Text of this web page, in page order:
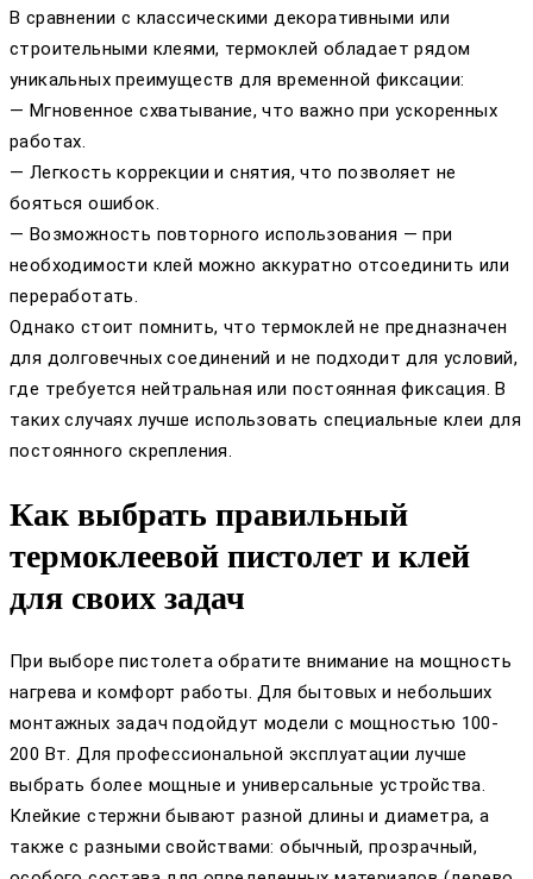
В сравнении с классическими декоративными или
строительными клеями, термоклей обладает рядом
уникальных преимуществ для временной фиксации:
— Мгновенное схватывание, что важно при ускоренных
работах.
— Легкость коррекции и снятия, что позволяет не
бояться ошибок.
— Возможность повторного использования — при
необходимости клей можно аккуратно отсоединить или
переработать.
Однако стоит помнить, что термоклей не предназначен
для долговечных соединений и не подходит для условий,
где требуется нейтральная или постоянная фиксация. В
таких случаях лучше использовать специальные клеи для
постоянного скрепления.
Как выбрать правильный
термоклеевой пистолет и клей
для своих задач
При выборе пистолета обратите внимание на мощность
нагрева и комфорт работы. Для бытовых и небольших
монтажных задач подойдут модели с мощностью 100-
200 Вт. Для профессиональной эксплуатации лучше
выбрать более мощные и универсальные устройства.
Клейкие стержни бывают разной длины и диаметра, а
также с разными свойствами: обычный, прозрачный,